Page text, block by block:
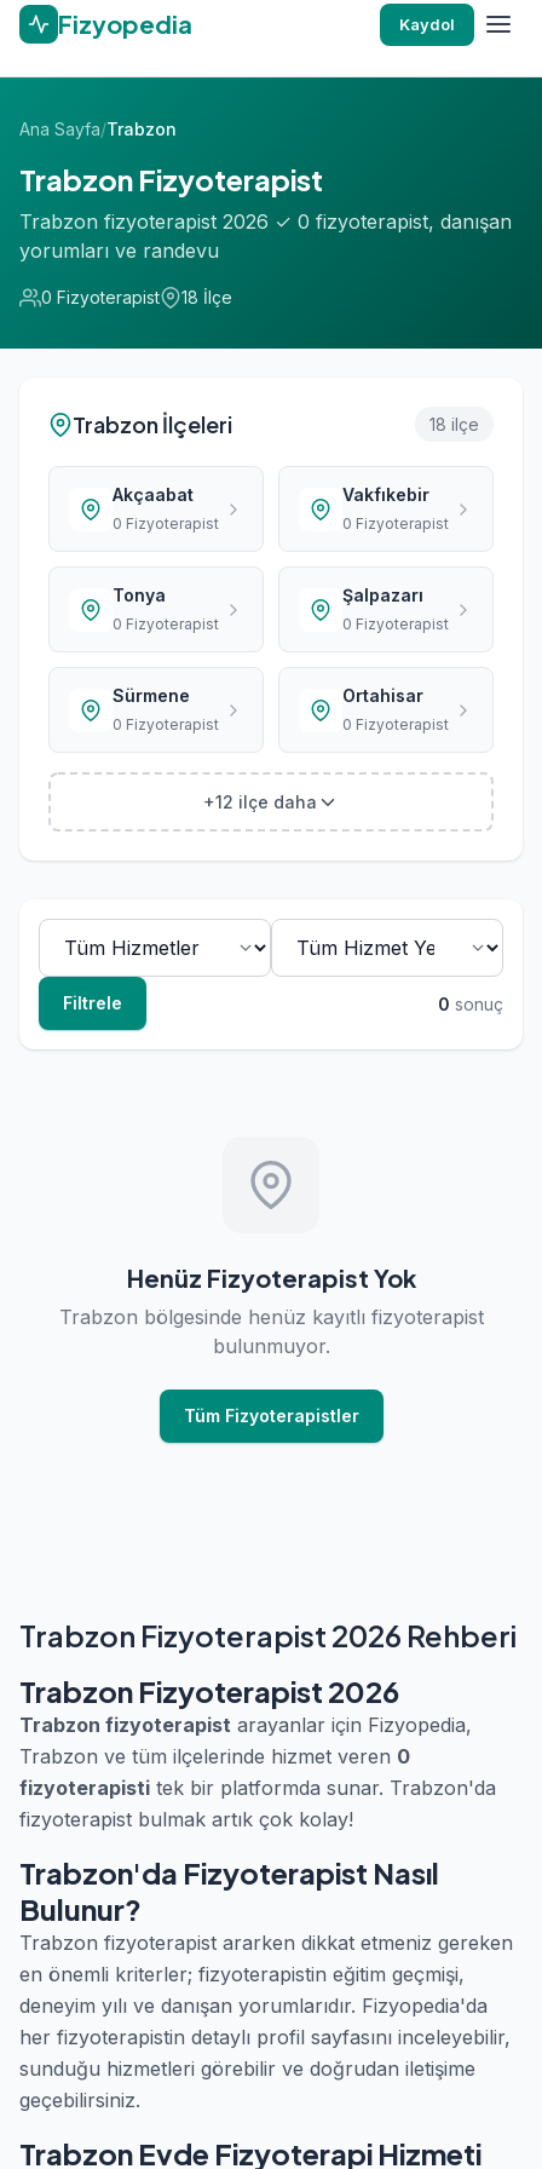
Fizyopedia Kaydol
Ana Sayfa/Trabzon
Trabzon Fizyoterapist
Trabzon fizyoterapist 2026 ✓ 0 fizyoterapist, danışan
yorumları ve randevu
0 Fizyoterapist 18 İlçe
Trabzon İlçeleri 18 ilçe
Akçaabat
0 Fizyoterapist
Vakfıkebir
0 Fizyoterapist
Tonya
0 Fizyoterapist
Şalpazarı
0 Fizyoterapist
Sürmene
0 Fizyoterapist
Ortahisar
0 Fizyoterapist
+12 ilçe daha
Filtrele 0 sonuç
Henüz Fizyoterapist Yok
Trabzon bölgesinde henüz kayıtlı fizyoterapist
bulunmuyor.
Tüm Fizyoterapistler
Trabzon Fizyoterapist 2026 Rehberi
Trabzon Fizyoterapist 2026
Trabzon fizyoterapist arayanlar için Fizyopedia,
Trabzon ve tüm ilçelerinde hizmet veren 0
fizyoterapisti tek bir platformda sunar. Trabzon'da
fizyoterapist bulmak artık çok kolay!
Trabzon'da Fizyoterapist Nasıl
Bulunur?
Trabzon fizyoterapist ararken dikkat etmeniz gereken
en önemli kriterler; fizyoterapistin eğitim geçmişi,
deneyim yılı ve danışan yorumlarıdır. Fizyopedia'da
her fizyoterapistin detaylı profil sayfasını inceleyebilir,
sunduğu hizmetleri görebilir ve doğrudan iletişime
geçebilirsiniz.
Trabzon Evde Fizyoterapi Hizmeti